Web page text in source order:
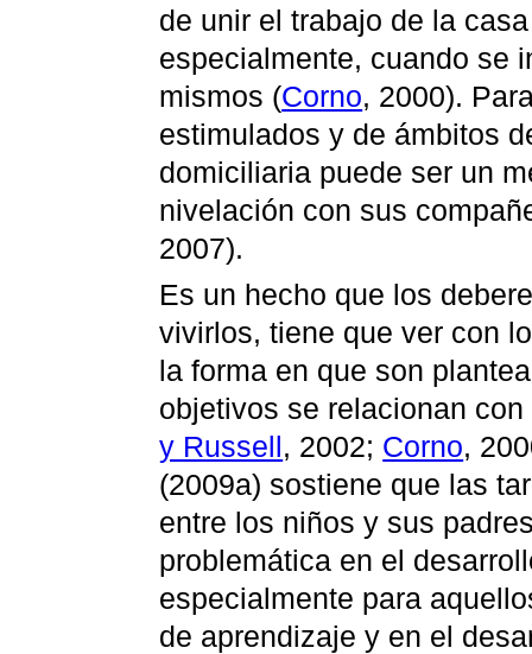
de unir el trabajo de la
especialmente, cuando se
mismos (Corno, 2000).
estimulados y de ámbitos
domiciliaria puede ser un
nivelación con sus
2007).
Es un hecho que los
vivirlos, tiene que ver con
la forma en que son
objetivos se relacionan
y Russell, 2002; Corno,
(2009a) sostiene que las
entre los niños y sus
problemática en el
especialmente para
de aprendizaje y en el